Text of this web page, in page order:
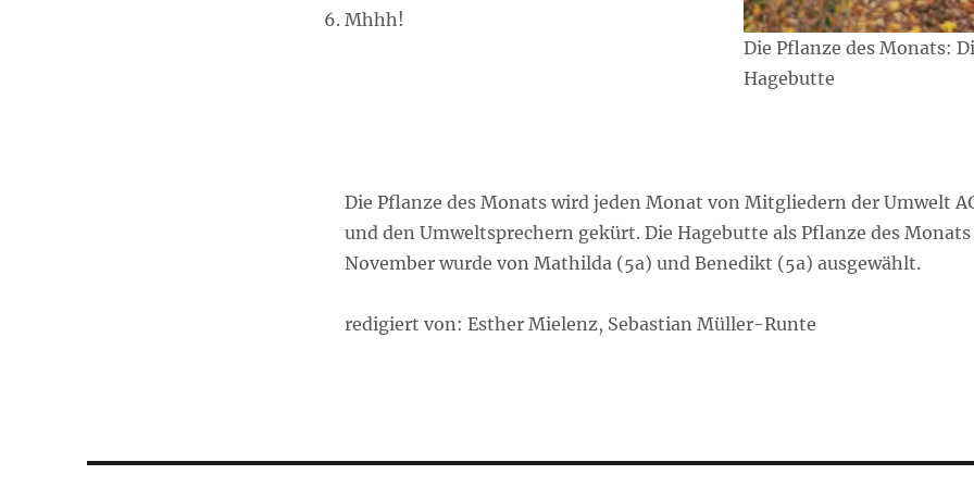
Die Pflanze des Monats:
Hagebutte
Mhhh!
Die Pflanze des Monats wird jeden Monat von Mitgliedern der Umwelt
und den Umweltsprechern gekürt. Die Hagebutte als Pflanze des Monats
November wurde von Mathilda (5a) und Benedikt (5a) ausgewählt.
redigiert von: Esther Mielenz, Sebastian Müller-Runte